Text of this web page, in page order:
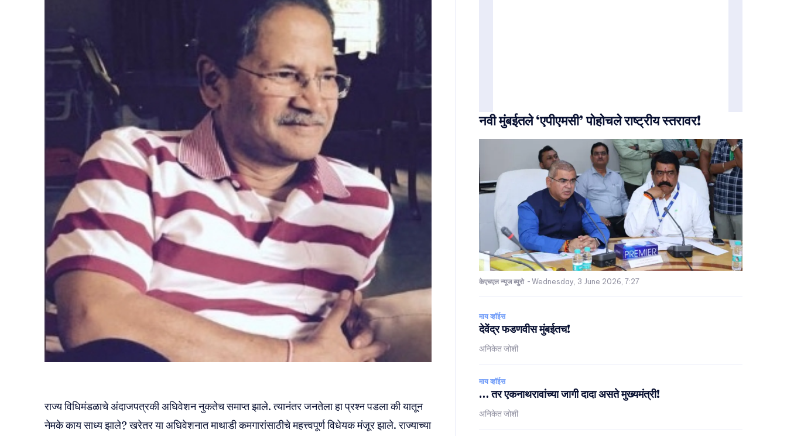
राज्य विधिमंडळाचे अंदाजपत्रकी अधिवेशन नुकतेच समाप्त झाले. त्यानंतर जनतेला हा प्रश्न पडला की यातून
नेमके काय साध्य झाले? खरेतर या अधिवेशनात माथाडी कमगारांसाठीचे महत्त्वपूर्ण विधेयक मंजूर झाले. राज्याच्या
नवी मुंबईतले ‘एपीएमसी’ पोहोचले राष्ट्रीय स्तरावर!
केएचएल न्यूज ब्युरो - Wednesday, 3 June 2026, 7:27
माय व्हॉईस
देवेंद्र फडणवीस मुंबईतच!
अनिकेत जोशी
माय व्हॉईस
… तर एकनाथरावांच्या जागी दादा असते मुख्यमंत्री!
अनिकेत जोशी